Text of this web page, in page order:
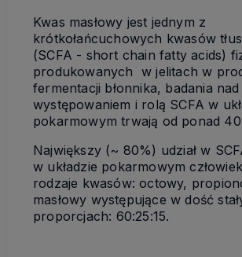
Kwas masłowy jest jednym z
krótkołańcuchowych kwasów
(SCFA - short chain fatty acids)
produkowanych w jelitach w
fermentacji błonnika, badania nad
występowaniem i rolą SCFA w
pokarmowym trwają od ponad
Największy (~ 80%) udział w
w układzie pokarmowym
rodzaje kwasów: octowy,
masłowy występujące w dość
proporcjach: 60:25:15.